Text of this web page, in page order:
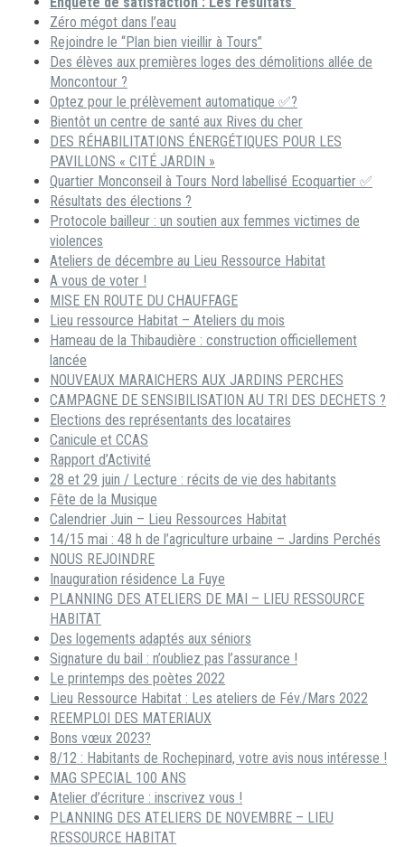
Zéro mégot dans l’eau
Rejoindre le “Plan bien vieillir à Tours”
Des élèves aux premières loges des démolitions allée de
Moncontour ?
Optez pour le prélèvement automatique ✅?
Bientôt un centre de santé aux Rives du cher
DES RÉHABILITATIONS ÉNERGÉTIQUES POUR LES
PAVILLONS « CITÉ JARDIN »
Quartier Monconseil à Tours Nord labellisé Ecoquartier ✅
Résultats des élections ?
Protocole bailleur : un soutien aux femmes victimes de
violences
Ateliers de décembre au Lieu Ressource Habitat
A vous de voter !
MISE EN ROUTE DU CHAUFFAGE
Lieu ressource Habitat – Ateliers du mois
Hameau de la Thibaudière : construction officiellement
lancée
NOUVEAUX MARAICHERS AUX JARDINS PERCHES
CAMPAGNE DE SENSIBILISATION AU TRI DES DECHETS ?
Elections des représentants des locataires
Canicule et CCAS
Rapport d’Activité
28 et 29 juin / Lecture : récits de vie des habitants
Fête de la Musique
Calendrier Juin – Lieu Ressources Habitat
14/15 mai : 48 h de l’agriculture urbaine – Jardins Perchés
NOUS REJOINDRE
Inauguration résidence La Fuye
PLANNING DES ATELIERS DE MAI – LIEU RESSOURCE
HABITAT
Des logements adaptés aux séniors
Signature du bail : n’oubliez pas l’assurance !
Le printemps des poètes 2022
Lieu Ressource Habitat : Les ateliers de Fév./Mars 2022
REEMPLOI DES MATERIAUX
Bons vœux 2023?
8/12 : Habitants de Rochepinard, votre avis nous intéresse !
MAG SPECIAL 100 ANS
Atelier d’écriture : inscrivez vous !
PLANNING DES ATELIERS DE NOVEMBRE – LIEU
RESSOURCE HABITAT